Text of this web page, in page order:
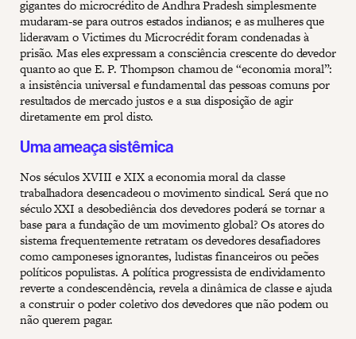
gigantes do microcrédito de Andhra Pradesh simplesmente
mudaram-se para outros estados indianos; e as mulheres que
lideravam o Victimes du Microcrédit foram condenadas à
prisão. Mas eles expressam a consciência crescente do devedor
quanto ao que E. P. Thompson chamou de “economia moral”:
a insistência universal e fundamental das pessoas comuns por
resultados de mercado justos e a sua disposição de agir
diretamente em prol disto.
Uma ameaça sistêmica
Nos séculos XVIII e XIX a economia moral da classe
trabalhadora desencadeou o movimento sindical. Será que no
século XXI a desobediência dos devedores poderá se tornar a
base para a fundação de um movimento global? Os atores do
sistema frequentemente retratam os devedores desafiadores
como camponeses ignorantes, ludistas financeiros ou peões
políticos populistas. A política progressista de endividamento
reverte a condescendência, revela a dinâmica de classe e ajuda
a construir o poder coletivo dos devedores que não podem ou
não querem pagar.